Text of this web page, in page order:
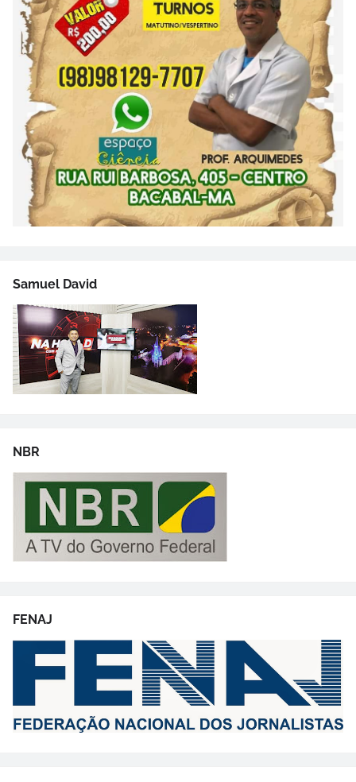
Samuel David
NBR
FENAJ